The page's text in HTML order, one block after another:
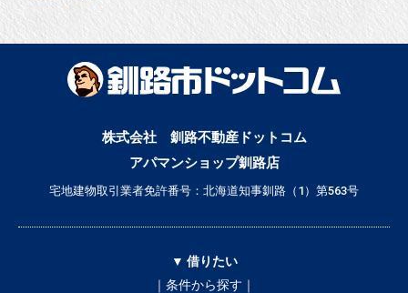
株式会社 釧路不動産ドットコム
アパマンショップ釧路店
宅地建物取引業者免許番号：北海道知事釧路（1）第563号
▼ 借りたい
｜条件から探す｜